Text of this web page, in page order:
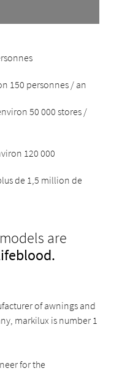
150 personnes / an
50 000 stores /
120 000
de 1,5 million de
are
of awnings and
markilux is number 1
for the